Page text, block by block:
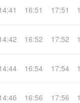
16:51 17:51
16:52 17:52
16:54 17:54
16:56 17:56